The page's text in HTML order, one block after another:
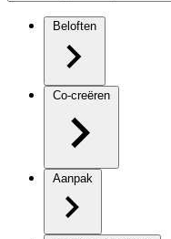
Beloften
Co-creëren
Aanpak